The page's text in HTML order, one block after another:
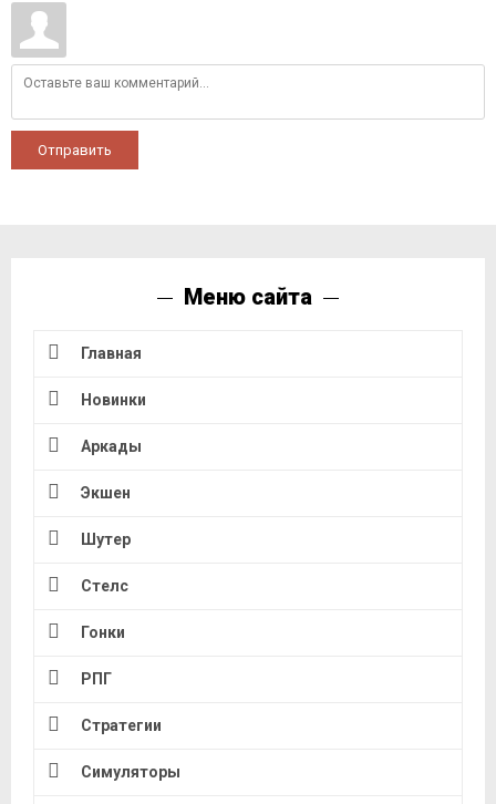
Отправить
Меню сайта
Главная
Новинки
Аркады
Экшен
Шутер
Стелс
Гонки
РПГ
Стратегии
Симуляторы